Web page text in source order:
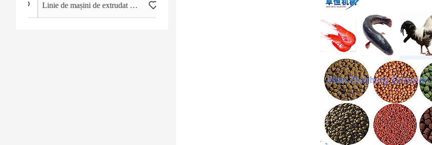
Linie de mașini de extrudat pentru cereale pentru mic dejun extrudat